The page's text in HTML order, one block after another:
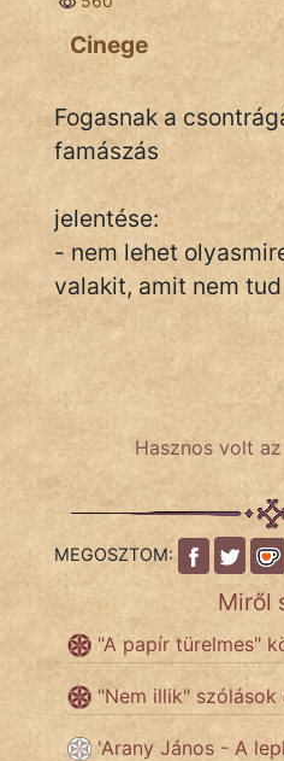
Szóláscsoportok
Szólások
Tréfás
IRODALOM
ZENE
ÉLETMÓD
MAGYARSÁG
És
TÖRTÉNELEM
Cinege
Fogasnak a
famászás
jelentése:
- nem lehet
valakit, amit nem
Hasznos volt
MEGOSZTOM:
Miről
"A papír türelmes"
"Nem illik"
'Arany János - A